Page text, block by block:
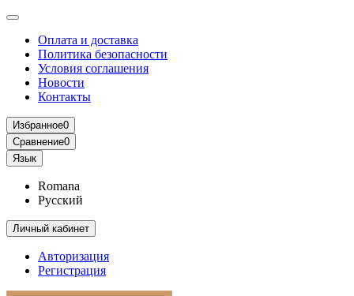
Оплата и доставка
Политика безопасности
Условия соглашения
Новости
Контакты
Избранное0
Сравнение0
Язык
Romana
Русский
Личный кабинет
Авторизация
Регистрация